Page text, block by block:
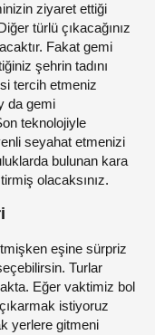
ziyaret ettiği
türlü çıkacağınız
Fakat gemi
şehrin tadını
tercih etmeniz
da gemi
teknolojiyle
seyahat etmenizi
bulunan kara
olacaksınız.
eşine sürpriz
Turlar
Eğer vaktimiz bol
istiyoruz
yerlere gitmeni